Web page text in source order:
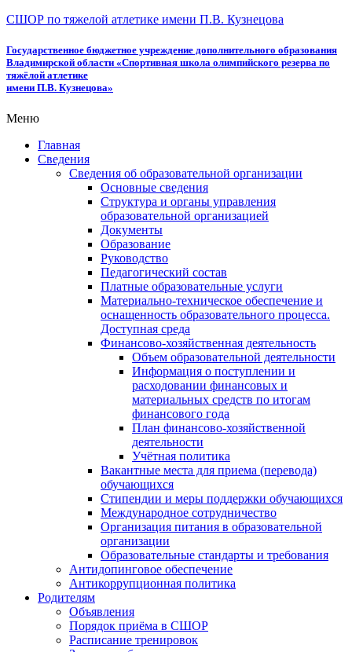
СШОР по тяжелой атлетике имени П.В. Кузнецова
Государственное бюджетное учреждение дополнительного образования
Владимирской области «Спортивная школа олимпийского резерва по
тяжёлой атлетике
имени П.В. Кузнецова»
Меню
Главная
Сведения
Сведения об образовательной организации
Основные сведения
Структура и органы управления
образовательной организацией
Документы
Образование
Руководство
Педагогический состав
Платные образовательные услуги
Материально-техническое обеспечение и
оснащенность образовательного процесса.
Доступная среда
Финансово-хозяйственная деятельность
Объем образовательной деятельности
Информация о поступлении и
расходовании финансовых и
материальных средств по итогам
финансового года
План финансово-хозяйственной
деятельности
Учётная политика
Вакантные места для приема (перевода)
обучающихся
Стипендии и меры поддержки обучающихся
Международное сотрудничество
Организация питания в образовательной
организации
Образовательные стандарты и требования
Антидопинговое обеспечение
Антикоррупционная политика
Родителям
Объявления
Порядок приёма в СШОР
Расписание тренировок